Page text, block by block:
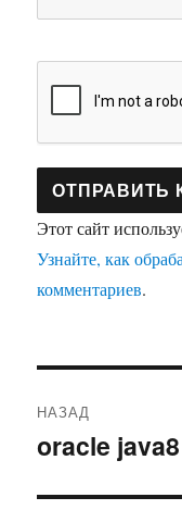
Этот сайт
Узнайте, как
комментариев.
по
НАЗАД
Предыдущая
oracle